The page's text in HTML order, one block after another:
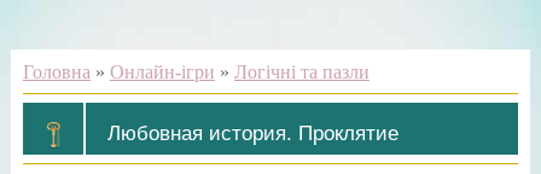
Головна » Онлайн-ігри » Логічні та пазли
Любовная история. Проклятие